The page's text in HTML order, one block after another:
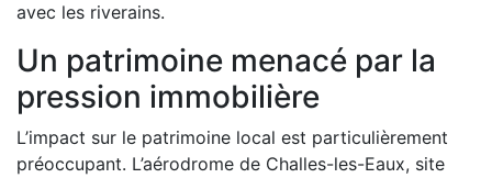
avec les riverains.
Un patrimoine menacé par la
pression immobilière
L’impact sur le patrimoine local est particulièrement
préoccupant. L’aérodrome de Challes-les-Eaux, site